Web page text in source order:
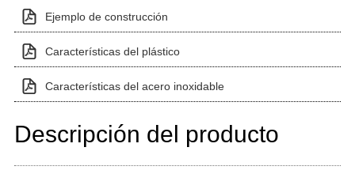
Ejemplo de construcción
Características del plástico
Características del acero inoxidable
Descripción del producto